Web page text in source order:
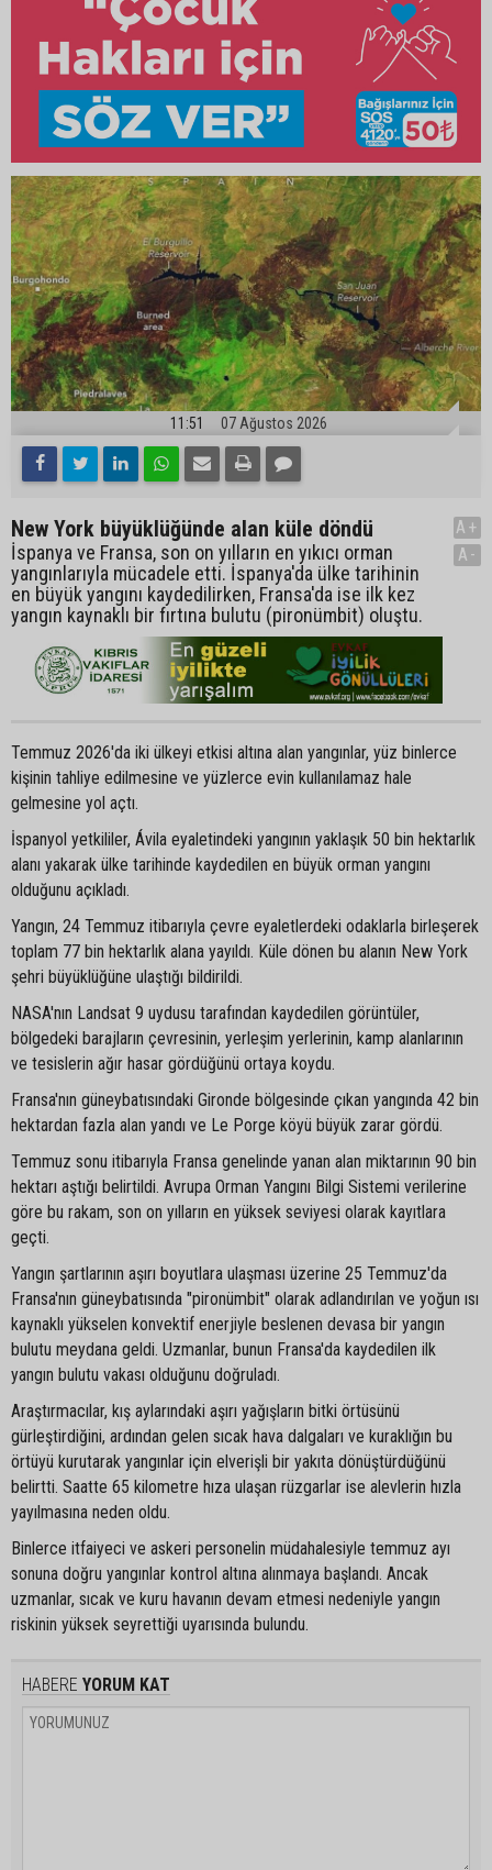
11:51 07 Ağustos 2026
New York büyüklüğünde alan küle döndü
İspanya ve Fransa, son on yılların en yıkıcı orman
yangınlarıyla mücadele etti. İspanya'da ülke tarihinin
en büyük yangını kaydedilirken, Fransa'da ise ilk kez
yangın kaynaklı bir fırtına bulutu (pironümbit) oluştu.
A+
A-
Temmuz 2026'da iki ülkeyi etkisi altına alan yangınlar, yüz binlerce
kişinin tahliye edilmesine ve yüzlerce evin kullanılamaz hale
gelmesine yol açtı.
İspanyol yetkililer, Ávila eyaletindeki yangının yaklaşık 50 bin hektarlık
alanı yakarak ülke tarihinde kaydedilen en büyük orman yangını
olduğunu açıkladı.
Yangın, 24 Temmuz itibarıyla çevre eyaletlerdeki odaklarla birleşerek
toplam 77 bin hektarlık alana yayıldı. Küle dönen bu alanın New York
şehri büyüklüğüne ulaştığı bildirildi.
NASA'nın Landsat 9 uydusu tarafından kaydedilen görüntüler,
bölgedeki barajların çevresinin, yerleşim yerlerinin, kamp alanlarının
ve tesislerin ağır hasar gördüğünü ortaya koydu.
Fransa'nın güneybatısındaki Gironde bölgesinde çıkan yangında 42 bin
hektardan fazla alan yandı ve Le Porge köyü büyük zarar gördü.
Temmuz sonu itibarıyla Fransa genelinde yanan alan miktarının 90 bin
hektarı aştığı belirtildi. Avrupa Orman Yangını Bilgi Sistemi verilerine
göre bu rakam, son on yılların en yüksek seviyesi olarak kayıtlara
geçti.
Yangın şartlarının aşırı boyutlara ulaşması üzerine 25 Temmuz'da
Fransa'nın güneybatısında "pironümbit" olarak adlandırılan ve yoğun ısı
kaynaklı yükselen konvektif enerjiyle beslenen devasa bir yangın
bulutu meydana geldi. Uzmanlar, bunun Fransa'da kaydedilen ilk
yangın bulutu vakası olduğunu doğruladı.
Araştırmacılar, kış aylarındaki aşırı yağışların bitki örtüsünü
gürleştirdiğini, ardından gelen sıcak hava dalgaları ve kuraklığın bu
örtüyü kurutarak yangınlar için elverişli bir yakıta dönüştürdüğünü
belirtti. Saatte 65 kilometre hıza ulaşan rüzgarlar ise alevlerin hızla
yayılmasına neden oldu.
Binlerce itfaiyeci ve askeri personelin müdahalesiyle temmuz ayı
sonuna doğru yangınlar kontrol altına alınmaya başlandı. Ancak
uzmanlar, sıcak ve kuru havanın devam etmesi nedeniyle yangın
riskinin yüksek seyrettiği uyarısında bulundu.
HABERE YORUM KAT